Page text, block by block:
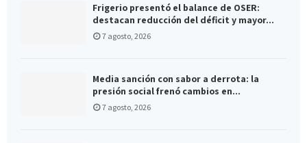
Frigerio presentó el balance de OSER:
destacan reducción del déficit y mayor...
7 agosto, 2026
Media sanción con sabor a derrota: la
presión social frenó cambios en...
7 agosto, 2026